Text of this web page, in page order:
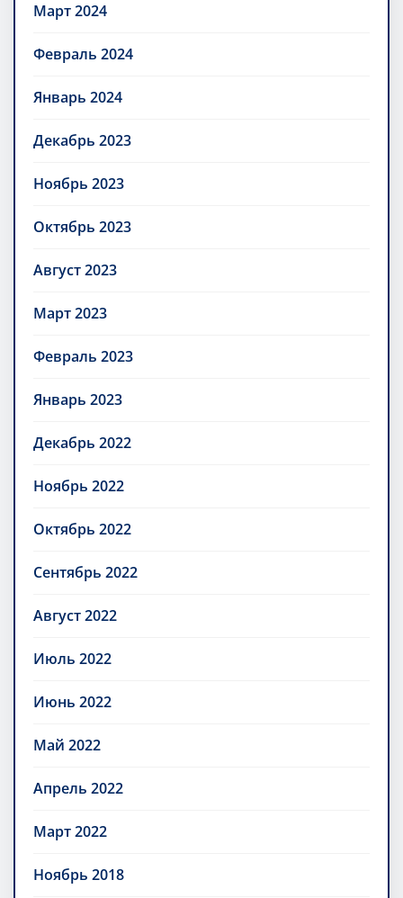
Март 2024
Февраль 2024
Январь 2024
Декабрь 2023
Ноябрь 2023
Октябрь 2023
Август 2023
Март 2023
Февраль 2023
Январь 2023
Декабрь 2022
Ноябрь 2022
Октябрь 2022
Сентябрь 2022
Август 2022
Июль 2022
Июнь 2022
Май 2022
Апрель 2022
Март 2022
Ноябрь 2018